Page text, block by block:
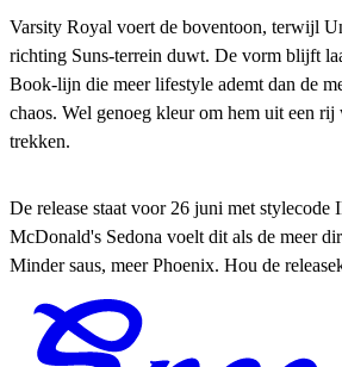
Varsity Royal voert de boventoon, terwijl
richting Suns-terrein duwt. De vorm blijft
Book-lijn die meer lifestyle ademt dan de
chaos. Wel genoeg kleur om hem uit een rij
trekken.
De release staat voor 26 juni met stylecode
McDonald's Sedona voelt dit als de meer
Minder saus, meer Phoenix. Hou de